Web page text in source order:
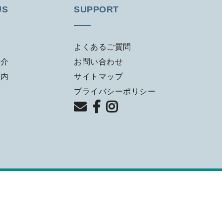
SUPPORT
よくあるご質問
お問い合わせ
サイトマップ
プライバシーポリシー